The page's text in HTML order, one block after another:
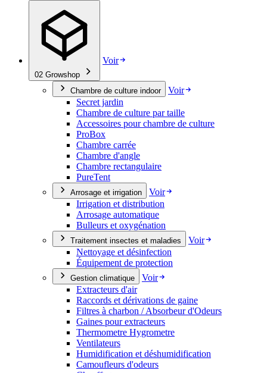
02 Growshop
Voir
Chambre de culture indoor
Voir
Secret jardin
Chambre de culture par taille
Accessoires pour chambre de culture
ProBox
Chambre carrée
Chambre d'angle
Chambre rectangulaire
PureTent
Arrosage et irrigation
Voir
Irrigation et distribution
Arrosage automatique
Bulleurs et oxygénation
Traitement insectes et maladies
Voir
Nettoyage et désinfection
Équipement de protection
Gestion climatique
Voir
Extracteurs d'air
Raccords et dérivations de gaine
Filtres à charbon / Absorbeur d'Odeurs
Gaines pour extracteurs
Thermometre Hygrometre
Ventilateurs
Humidification et déshumidification
Camoufleurs d'odeurs